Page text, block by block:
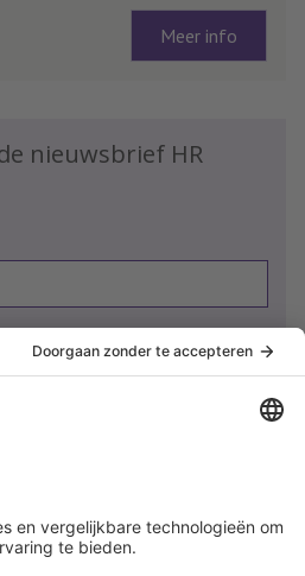
Meer info
nieuwsbrief HR
Meer